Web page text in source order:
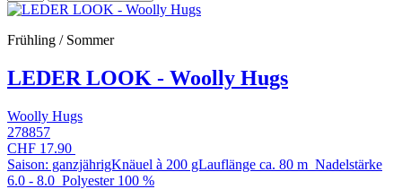
Frühling / Sommer
LEDER LOOK - Woolly Hugs
Woolly Hugs
278857
CHF 17.90
Saison: ganzjährigKnäuel à 200 gLauflänge ca. 80 m Nadelstärke
6.0 - 8.0 Polyester 100 %